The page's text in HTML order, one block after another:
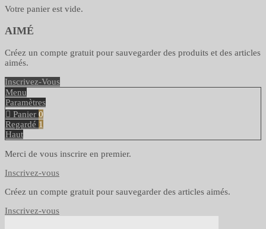
Votre panier est vide.
AIMÉ
Créez un compte gratuit pour sauvegarder des produits et des articles
aimés.
Inscrivez-Vous
Menu
Paramètres
Panier 0
Regardé 1
Haut
Merci de vous inscrire en premier.
Inscrivez-vous
Créez un compte gratuit pour sauvegarder des articles aimés.
Inscrivez-vous